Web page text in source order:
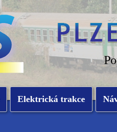
Elektrická trakce